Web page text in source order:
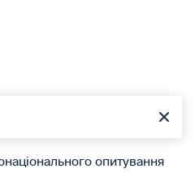
опитування